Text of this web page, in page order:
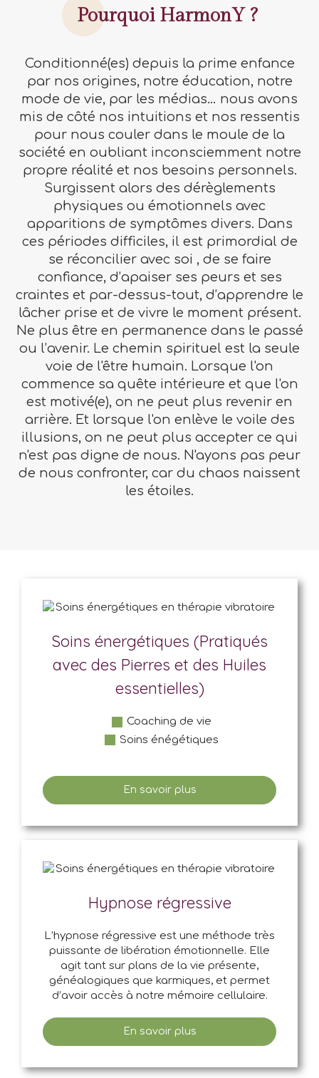
Pourquoi HarmonY ?
Conditionné(es) depuis la prime enfance
par nos origines, notre éducation, notre
mode de vie, par les médias… nous avons
mis de côté nos intuitions et nos ressentis
pour nous couler dans le moule de la
société en oubliant inconsciemment notre
propre réalité et nos besoins personnels.
Surgissent alors des dérèglements
physiques ou émotionnels avec
apparitions de symptômes divers. Dans
ces périodes difficiles, il est primordial de
se réconcilier avec soi , de se faire
confiance, d’apaiser ses peurs et ses
craintes et par-dessus-tout, d’apprendre le
lâcher prise et de vivre le moment présent.
Ne plus être en permanence dans le passé
ou l’avenir. Le chemin spirituel est la seule
voie de l'être humain. Lorsque l'on
commence sa quête intérieure et que l'on
est motivé(e), on ne peut plus revenir en
arrière. Et lorsque l'on enlève le voile des
illusions, on ne peut plus accepter ce qui
n'est pas digne de nous. N'ayons pas peur
de nous confronter, car du chaos naissent
les étoiles.
Soins énergétiques (Pratiqués
avec des Pierres et des Huiles
essentielles)
Coaching de vie
Soins énégétiques
En savoir plus
Hypnose régressive
L’hypnose régressive est une méthode très
puissante de libération émotionnelle. Elle
agit tant sur plans de la vie présente,
généalogiques que karmiques, et permet
d’avoir accès à notre mémoire cellulaire.
En savoir plus